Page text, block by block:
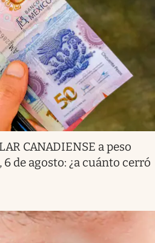
CANADIENSE a peso
de agosto: ¿a cuánto cerró